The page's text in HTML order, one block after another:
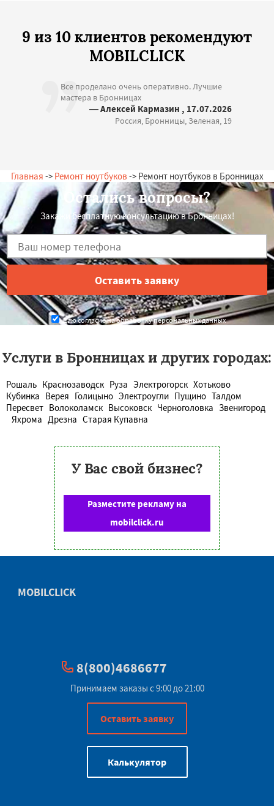
9 из 10 клиентов рекомендуют
MOBILCLICK
Все проделано очень оперативно. Лучшие
мастера в Бронницах
— Алексей Кармазин , 17.07.2026
Россия, Бронницы, Зеленая, 19
Главная -> Ремонт ноутбуков -> Ремонт ноутбуков в Бронницах
Остались вопросы?
Закажи бесплатную консультацию в Бронницах!
Даю согласие на обработку персональных данных
Услуги в Бронницах и других городах:
Рошаль Краснозаводск Руза Электрогорск Хотьково
Кубинка Верея Голицыно Электроугли Пущино Талдом
Пересвет Волоколамск Высоковск Черноголовка Звенигород
Яхрома Дрезна Старая Купавна
У Вас свой бизнес?
Разместите рекламу на
mobilclick.ru
MOBILCLICK
8(800)4686677
Принимаем заказы с 9:00 до 21:00
Оставить заявку
Калькулятор